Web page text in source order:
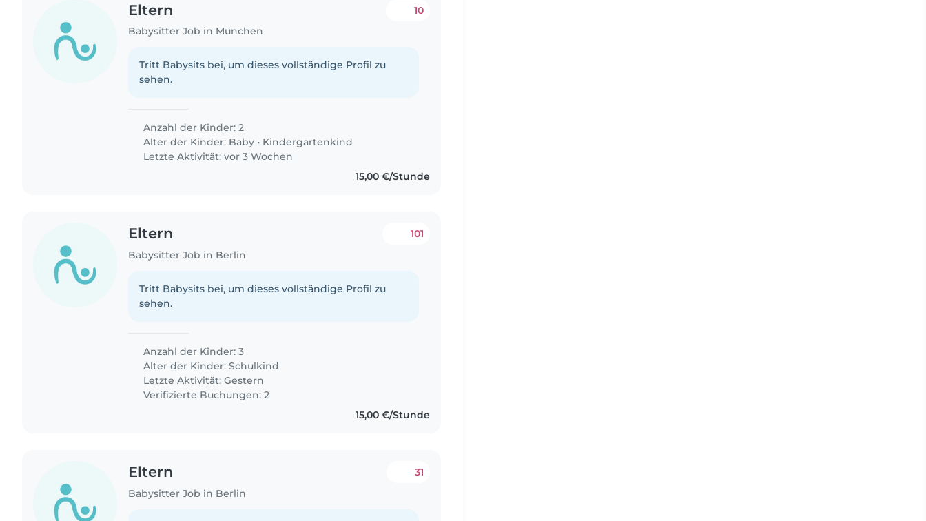
Eltern
Babysitter Job in München
10
Tritt Babysits bei, um dieses vollständige Profil zu
sehen.
Anzahl der Kinder: 2
Alter der Kinder: Baby • Kindergartenkind
Letzte Aktivität: vor 3 Wochen
15,00 €/Stunde
Eltern
Babysitter Job in Berlin
101
Tritt Babysits bei, um dieses vollständige Profil zu
sehen.
Anzahl der Kinder: 3
Alter der Kinder:Schulkind
Letzte Aktivität: Gestern
Verifizierte Buchungen: 2
15,00 €/Stunde
Eltern
Babysitter Job in Berlin
31